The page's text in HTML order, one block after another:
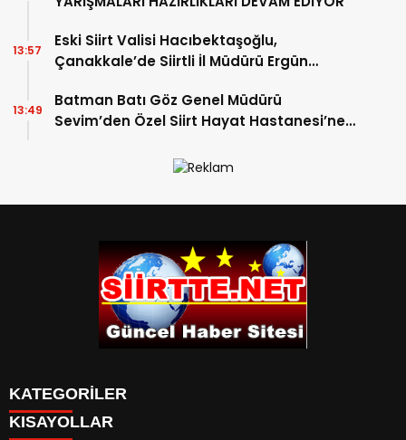
Eski Siirt Valisi Hacıbektaşoğlu,
Çanakkale’de Siirtli İl Müdürü Ergün
13:57
Batman Batı Göz Genel Müdürü
Sevim’den Özel Siirt Hayat Hastanesi’ne
13:49
KATEGORİLER
KISAYOLLAR